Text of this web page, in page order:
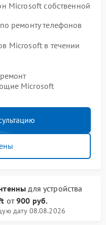
Microsoft собственной
ремонту телефонов
Microsoft в течении
Microsoft
для устройства
от900 руб.
дату 08.08.2026